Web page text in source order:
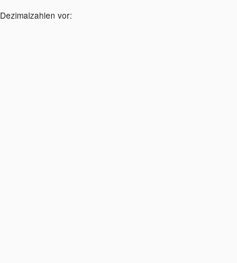
Dezimalzahlen vor: